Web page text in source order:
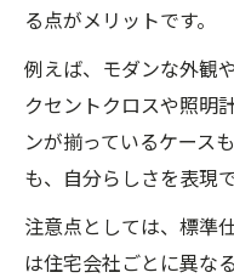
る点がメリットです。
例えば、モダンな外観
クセントクロスや照明
ンが揃っているケース
も、自分らしさを表現
注意点としては、標準
は住宅会社ごとに異な